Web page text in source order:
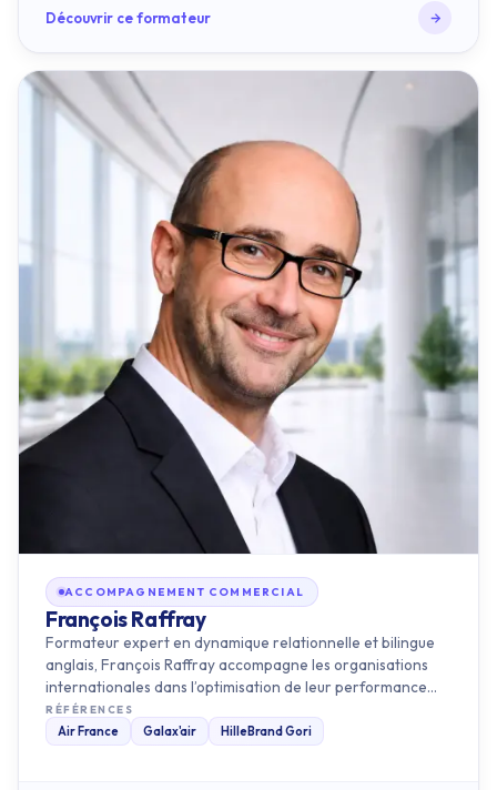
ACCOMPAGNEMENT COMMERCIAL
François Raffray
Formateur expert en dynamique relationnelle et bilingue
anglais, François Raffray accompagne les organisations
internationales dans l’optimisation de leur performance
commercial…
RÉFÉRENCES
Air France Galax'air HilleBrand Gori